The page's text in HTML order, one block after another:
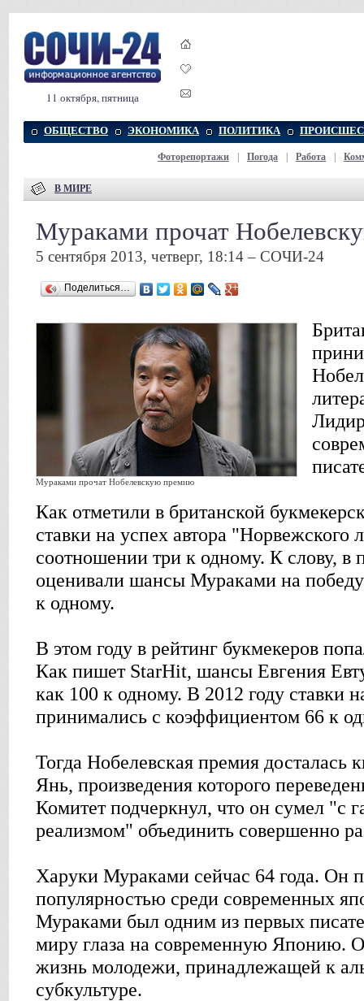
11 октября, пятница
ОБЩЕСТВО ЭКОНОМИКА ПОЛИТИКА
Фоторепортажи Погода Работа
В МИРЕ
Мураками прочат
5 сентября 2013, четверг, 18:14 – СОЧИ-24
Поделиться…
Мураками прочат Нобелевскую премию
Как отметили в британской
ставки на успех автора "Норвежского
соотношении три к одному. К слову, в
оценивали шансы Мураками на
к одному.
В этом году в рейтинг букмекеров
Как пишет StarHit, шансы Евгения
как 100 к одному. В 2012 году ставки
принимались с коэффициентом 66 к
Тогда Нобелевская премия досталась
Янь, произведения которого
Комитет подчеркнул, что он сумел "с
реализмом" объединить совершенно
Харуки Мураками сейчас 64 года. Он
популярностью среди современных
Мураками был одним из первых
миру глаза на современную Японию.
жизнь молодежи, принадлежащей к
субкультуре.